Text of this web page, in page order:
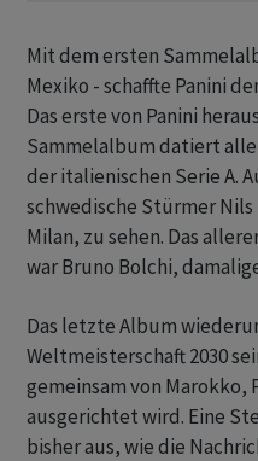
Mit dem ersten
Mexiko - schaffte Panini
Das erste von Panini
Sammelalbum datiert
der italienischen Serie A.
schwedische Stürmer
Milan, zu sehen. Das
war Bruno Bolchi,
Das letzte Album
Weltmeisterschaft 2030
gemeinsam von Marokko,
ausgerichtet wird. Eine
bisher aus, wie die